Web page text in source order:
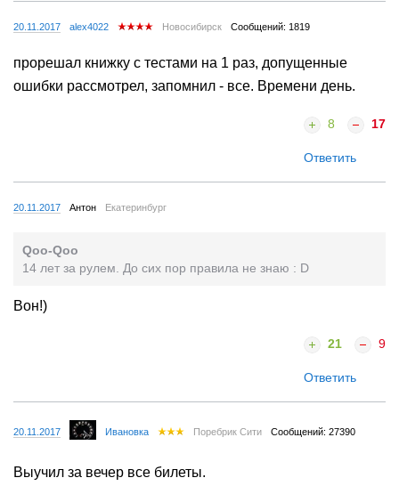
20.11.2017 alex4022 Новосибирск Сообщений: 1819
прорешал книжку с тестами на 1 раз, допущенные
ошибки рассмотрел, запомнил - все. Времени день.
8 17
Ответить
20.11.2017 Антон Екатеринбург
Qoo-Qoo
14 лет за рулем. До сих пор правила не знаю : D
Вон!)
21 9
Ответить
20.11.2017 Ивановка Поребрик Сити Сообщений: 27390
Выучил за вечер все билеты.